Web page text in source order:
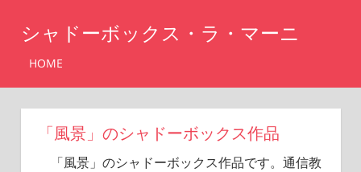
シャドーボックス・ラ・マーニ
シ
ド
ー
HOME
「風景」のシャドーボックス作品
「風景」のシャドーボックス作品です。通信教